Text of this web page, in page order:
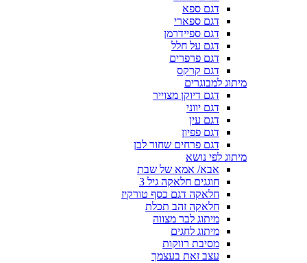
דגם ספא
דגם ספארי
דגם ספיידרמן
דגם על חלל
דגם פרפרים
דגם קרקס
מיתוג למבוגרים
דגם דיוקן מצוייר
דגם יווני
דגם עין
דגם פפיון
דגם פרחים שחור לבן
מיתוג לפי נושא
אבא/ אמא של שבת
חוגגים חלאקה גיל 3
חלאקה דגם כסף טורקיז
חלאקה זהב תכלת
מיתוג לבר מצווה
מיתוג לחגים
מסיבת רווקות
עצב זאת בעצמך